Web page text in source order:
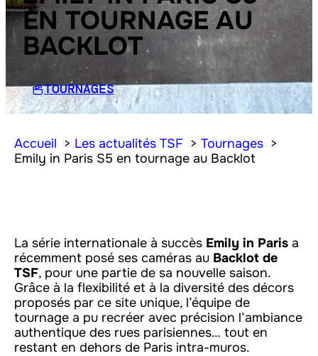
EN TOURNAGE AU
BACKLOT
TOURNAGES
Accueil Les actualités TSF
Tournages
Emily in Paris S5 en tournage au Backlot
La série internationale à succès Emily in Paris a
récemment posé ses caméras au Backlot de
TSF, pour une partie de sa nouvelle saison.
Grâce à la flexibilité et à la diversité des décors
proposés par ce site unique, l’équipe de
tournage a pu recréer avec précision l’ambiance
authentique des rues parisiennes… tout en
restant en dehors de Paris intra-muros.